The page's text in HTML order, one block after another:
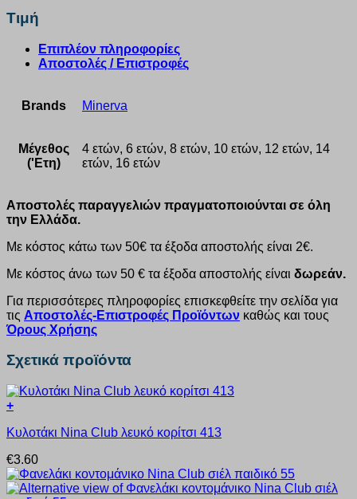
Τιμή
Επιπλέον πληροφορίες
Αποστολές / Επιστροφές
Brands Minerva
Μέγεθος
('Ετη)
4 ετών, 6 ετών, 8 ετών, 10 ετών, 12 ετών, 14
ετών, 16 ετών
Αποστολές παραγγελιών πραγματοποιούνται σε όλη
την Ελλάδα.
Με κόστος κάτω των 50€ τα έξοδα αποστολής είναι 2€.
Με κόστος άνω των 50 € τα έξοδα αποστολής είναι δωρεάν.
Για περισσότερες πληροφορίες επισκεφθείτε την σελίδα για
τις Αποστολές-Επιστροφές Προϊόντων καθώς και τους
Όρους Χρήσης
Σχετικά προϊόντα
+
το
έχει
πολλαπλές
παραλλαγές.
Κυλοτάκι Nina Club λευκό κορίτσι 413
€3.60